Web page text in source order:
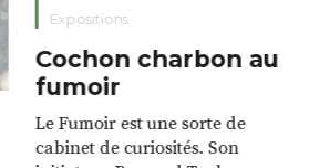
Expositions
Cochon charbon au
fumoir
Le Fumoir est une sorte de
cabinet de curiosités. Son